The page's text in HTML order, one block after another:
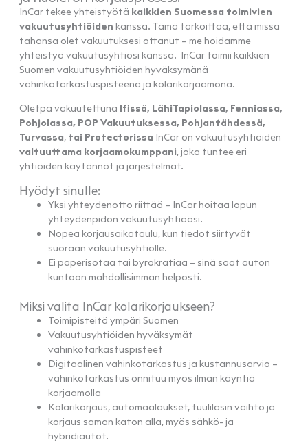
InCar tekee yhteistyötä kaikkien Suomessa toimivien
vakuutusyhtiöiden kanssa. Tämä tarkoittaa, että missä
tahansa olet vakuutuksesi ottanut – me hoidamme
yhteistyö vakuutusyhtiösi kanssa. InCar toimii kaikkien
Suomen vakuutusyhtiöiden hyväksymänä
vahinkotarkastuspisteenä ja kolarikorjaamona.
Oletpa vakuutettuna Ifissä, LähiTapiolassa, Fenniassa,
Pohjolassa, POP Vakuutuksessa, Pohjantähdessä,
Turvassa, tai Protectorissa InCar on vakuutusyhtiöiden
valtuuttama korjaamokumppani, joka tuntee eri
yhtiöiden käytännöt ja järjestelmät.
Hyödyt sinulle:
Yksi yhteydenotto riittää – InCar hoitaa lopun
yhteydenpidon vakuutusyhtiöösi.
Nopea korjausaikataulu, kun tiedot siirtyvät
suoraan vakuutusyhtiölle.
Ei paperisotaa tai byrokratiaa – sinä saat auton
kuntoon mahdollisimman helposti.
Miksi valita InCar kolarikorjaukseen?
Toimipisteitä ympäri Suomen
Vakuutusyhtiöiden hyväksymät
vahinkotarkastuspisteet
Digitaalinen vahinkotarkastus ja kustannusarvio –
vahinkotarkastus onnituu myös ilman käyntiä
korjaamolla
Kolarikorjaus, automaalaukset, tuulilasin vaihto ja
korjaus saman katon alla, myös sähkö- ja
hybridiautot.